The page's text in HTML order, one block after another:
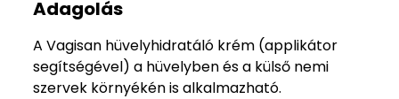
Adagolás
A Vagisan hüvelyhidratáló krém (applikátor
segítségével) a hüvelyben és a külső nemi
szervek környékén is alkalmazható.